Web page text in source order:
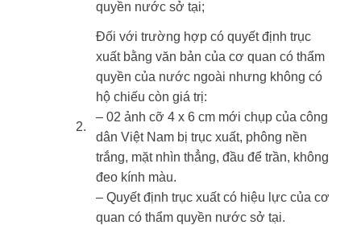
quyền nước sở tại;
​2.
Đối với trường hợp có quyết định trục
xuất bằng văn bản của cơ quan có thẩm
quyền của nước ngoài nhưng không có
hộ chiếu còn giá trị:
– 02 ảnh cỡ 4 x 6 cm mới chụp của công
dân Việt Nam bị trục xuất, phông nền
trắng, mặt nhìn thẳng, đầu để trần, không
đeo kính màu.
– Quyết định trục xuất có hiệu lực của cơ
quan có thẩm quyền nước sở tại.